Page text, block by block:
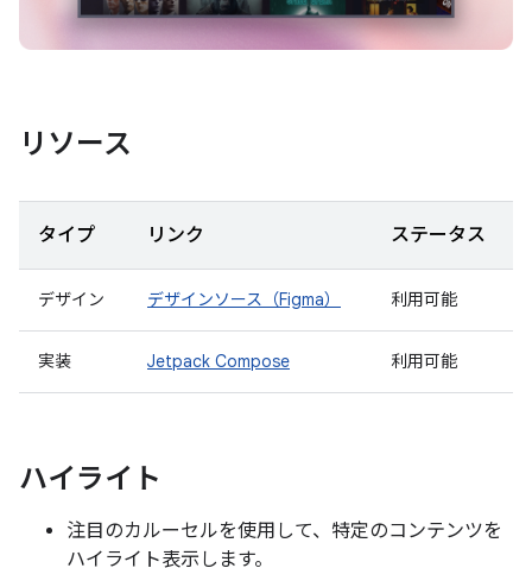
リソース
タイプ リンク ステータス
デザイン デザインソース（Figma） 利用可能
実装 Jetpack Compose 利用可能
ハイライト
注目のカルーセルを使用して、特定のコンテンツを
ハイライト表示します。